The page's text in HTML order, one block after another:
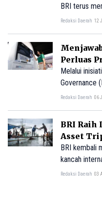
BRI terus
Redaksi Daerah 12
Perluas
di
Melalui
Governance
Zero Waste
lingkungan.
Redaksi Daerah 06
BRI Raih
Asset
dalam
BRI kembali
kancah
bergengsi
Redaksi Daerah 03